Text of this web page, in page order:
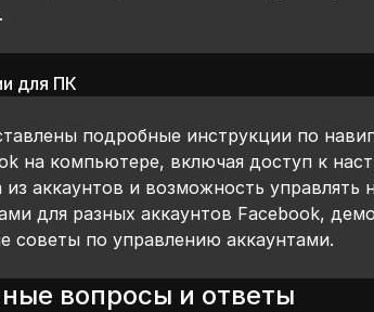
для ПК
подробные инструкции по
на компьютере, включая доступ к
аккаунтов и возможность управлять
для разных аккаунтов Facebook,
советы по управлению аккаунтами.
вопросы и ответы